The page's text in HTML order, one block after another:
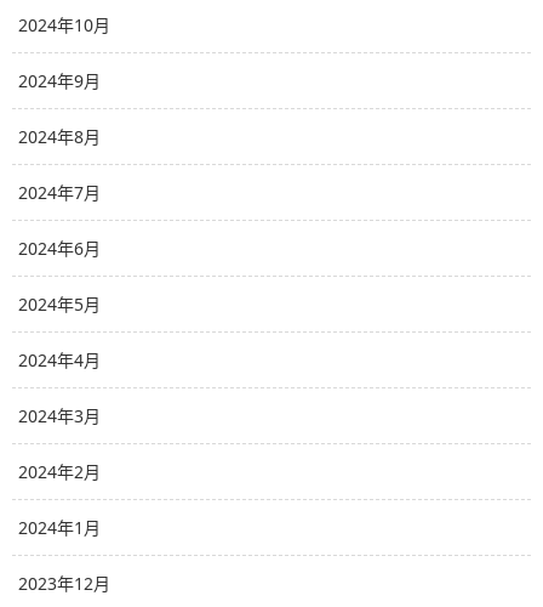
2024年10月
2024年9月
2024年8月
2024年7月
2024年6月
2024年5月
2024年4月
2024年3月
2024年2月
2024年1月
2023年12月